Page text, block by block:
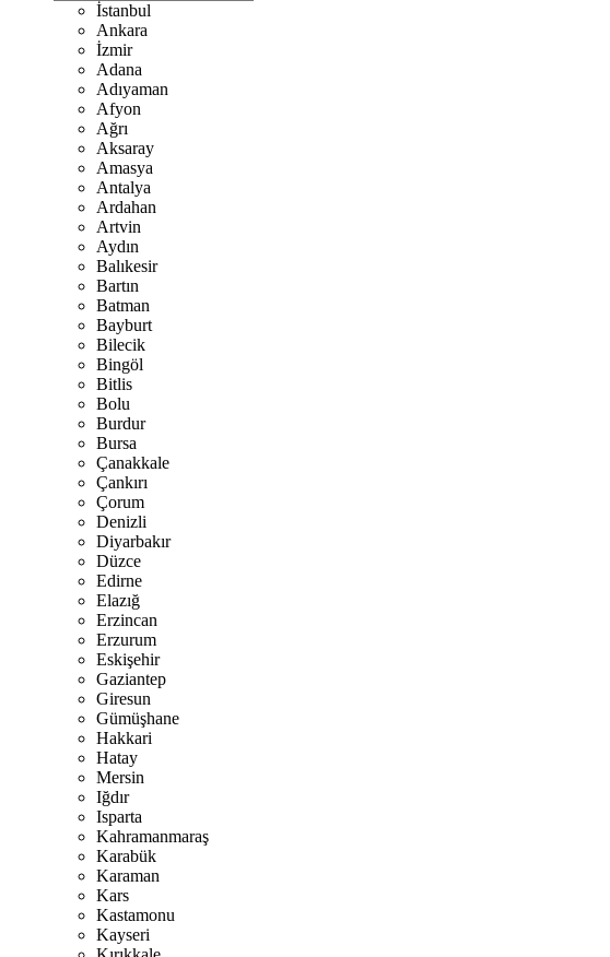
İstanbul
Ankara
İzmir
Adana
Adıyaman
Afyon
Ağrı
Aksaray
Amasya
Antalya
Ardahan
Artvin
Aydın
Balıkesir
Bartın
Batman
Bayburt
Bilecik
Bingöl
Bitlis
Bolu
Burdur
Bursa
Çanakkale
Çankırı
Çorum
Denizli
Diyarbakır
Düzce
Edirne
Elazığ
Erzincan
Erzurum
Eskişehir
Gaziantep
Giresun
Gümüşhane
Hakkari
Hatay
Mersin
Iğdır
Isparta
Kahramanmaraş
Karabük
Karaman
Kars
Kastamonu
Kayseri